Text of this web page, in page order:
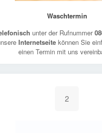
Waschtermin
unter der Rufnummer
Internetseite können Sie
einen Termin mit uns
2